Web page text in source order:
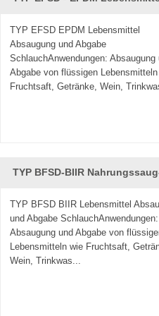
TYP EFSD EPDM Lebensmittel
Absaugung und Abgabe
SchlauchAnwendungen: Absaugung
Abgabe von flüssigen
Fruchtsaft, Getränke, Wein,
TYP BFSD-BIIR
TYP BFSD BIIR Lebensmittel
und Abgabe SchlauchAnwendungen:
Absaugung und Abgabe von
Lebensmitteln wie Fruchtsaft,
Wein, Trinkwas...